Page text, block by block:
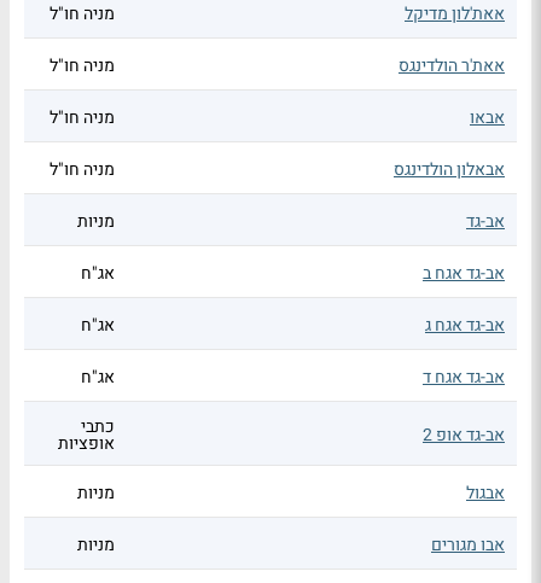
אאת'לון מדיקל מניה חו"ל
אאת'ר הולדינגס מניה חו"ל
אבאו מניה חו"ל
אבאלון הולדינגס מניה חו"ל
אב-גד מניות
אב-גד אגח ב אג"ח
אב-גד אגח ג אג"ח
אב-גד אגח ד אג"ח
אב-גד אופ 2 כתבי
אופציות
אבגול
מניות
אבו מגורים מניות